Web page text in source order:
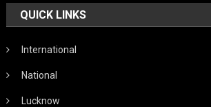
QUICK LINKS
International
National
Lucknow